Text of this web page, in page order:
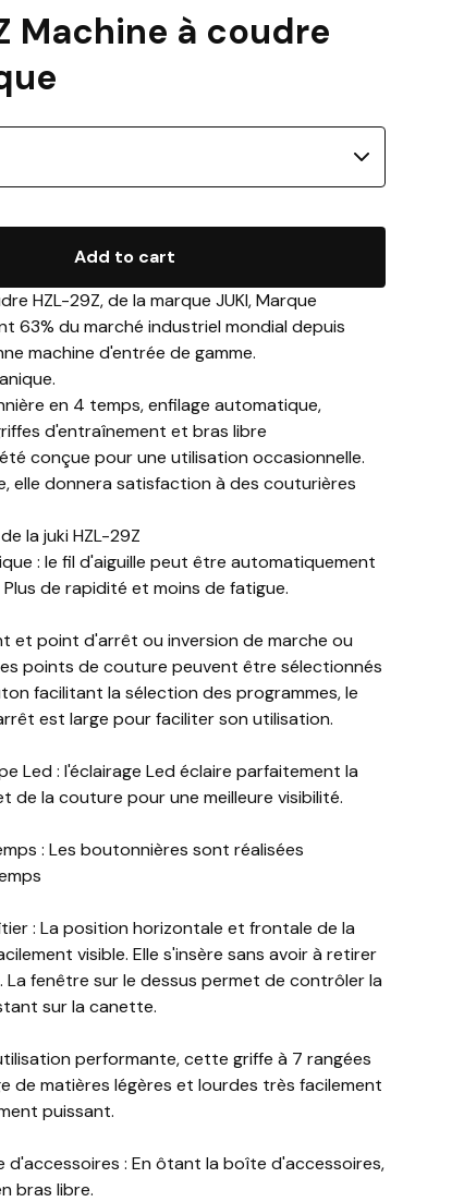
Machine à coudre
Add to cart
HZL-29Z, de la marque JUKI, Marque
63% du marché industriel mondial depuis
machine d'entrée de gamme.
en 4 temps, enfilage automatique,
d'entraînement et bras libre
conçue pour une utilisation occasionnelle.
elle donnera satisfaction à des couturières
la juki HZL-29Z
: le fil d'aiguille peut être automatiquement
de rapidité et moins de fatigue.
et point d'arrêt ou inversion de marche ou
points de couture peuvent être sélectionnés
facilitant la sélection des programmes, le
est large pour faciliter son utilisation.
Led : l'éclairage Led éclaire parfaitement la
de la couture pour une meilleure visibilité.
: Les boutonnières sont réalisées
: La position horizontale et frontale de la
visible. Elle s'insère sans avoir à retirer
La fenêtre sur le dessus permet de contrôler la
sur la canette.
performante, cette griffe à 7 rangées
de matières légères et lourdes très facilement
puissant.
d'accessoires : En ôtant la boîte d'accessoires,
bras libre.